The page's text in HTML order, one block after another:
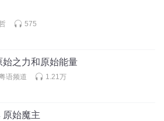
575
始之力和原始能量
语频道 1.21万
原始魔主